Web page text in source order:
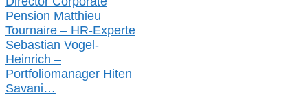
Pension Matthieu
Tournaire – HR-Experte
Sebastian Vogel-
Heinrich –
Portfoliomanager Hiten
Savani…